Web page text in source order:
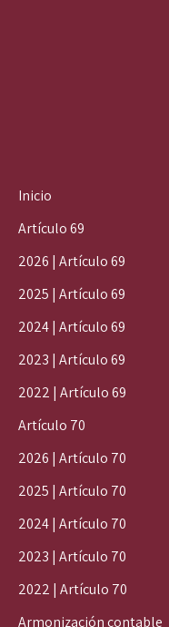
Inicio
Artículo 69
2026 | Artículo 69
2025 | Artículo 69
2024 | Artículo 69
2023 | Artículo 69
2022 | Artículo 69
Artículo 70
2026 | Artículo 70
2025 | Artículo 70
2024 | Artículo 70
2023 | Artículo 70
2022 | Artículo 70
Armonización contable